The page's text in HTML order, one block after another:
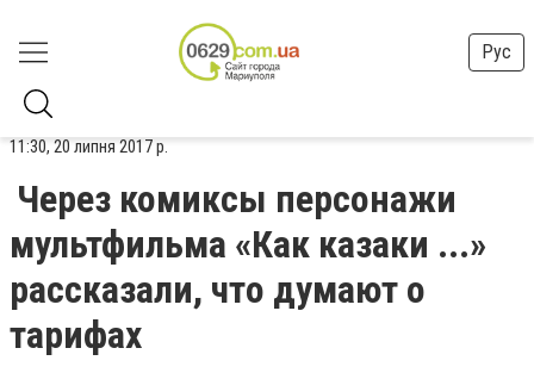
Рус
11:30, 20 липня 2017 р.
Через комиксы персонажи
мультфильма «Как казаки ...»
рассказали, что думают о
тарифах